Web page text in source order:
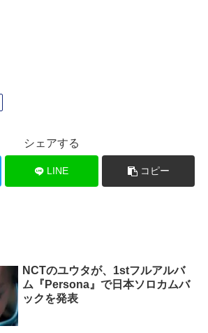
シェアする
LINE コピー
NCTのユウタが、1stフルアルバ
ム『Persona』で日本ソロカムバ
ックを発表